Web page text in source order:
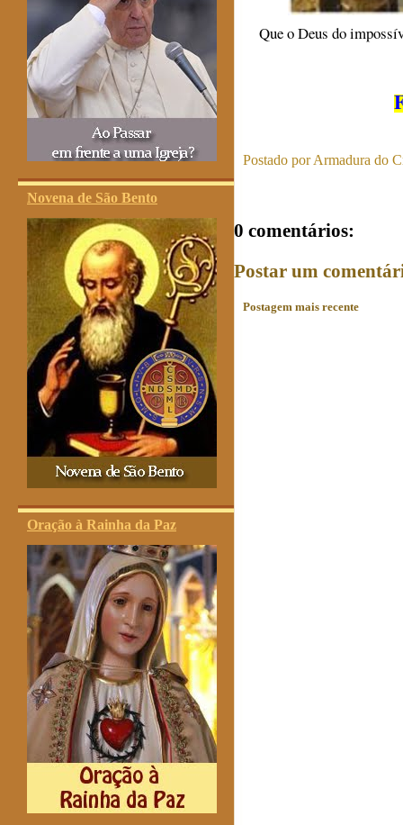
Novena de São Bento
Oração à Rainha da Paz
Que o Deus do
Postado porArmadura do
0 comentários:
Postar um
Postagem mais recente